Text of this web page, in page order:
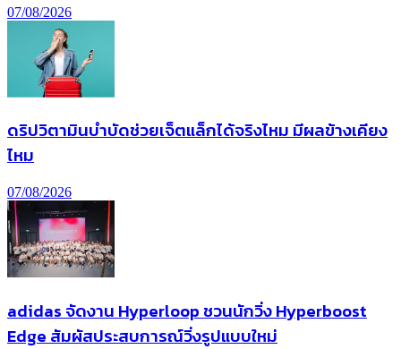
07/08/2026
ดริปวิตามินบำบัดช่วยเจ็ตแล็กได้จริงไหม มีผลข้างเคียง
ไหม
07/08/2026
adidas จัดงาน Hyperloop ชวนนักวิ่ง Hyperboost
Edge สัมผัสประสบการณ์วิ่งรูปแบบใหม่